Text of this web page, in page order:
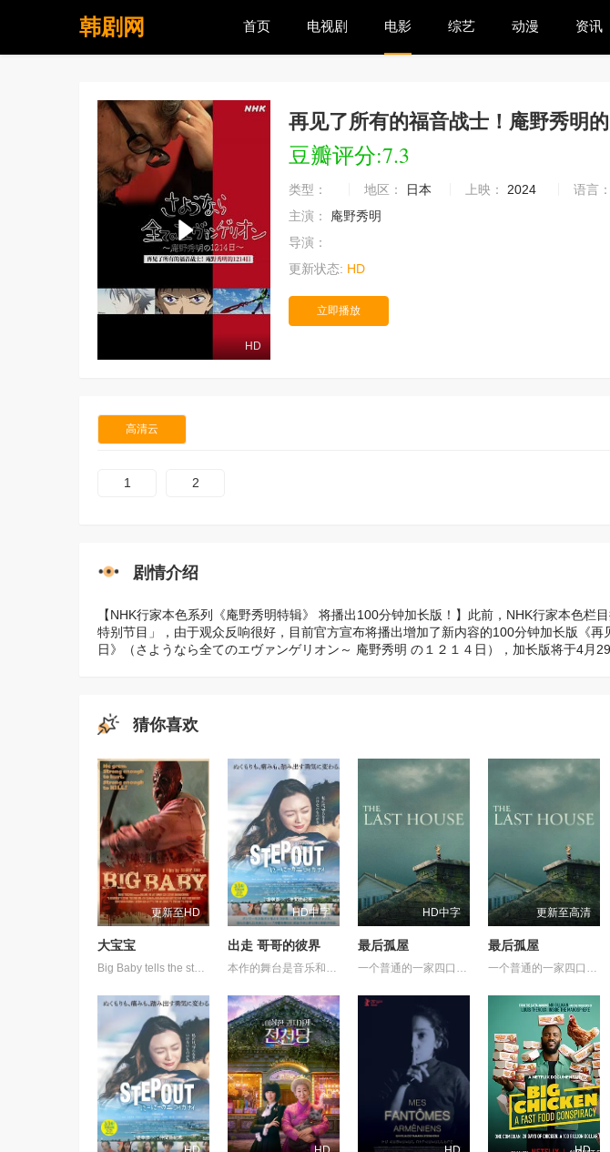
韩剧网 首页 电视剧 电影 综艺 动漫 资讯
HD
再见了所有的福音战士！庵野秀明
豆瓣评分:7.3
类型： 地区： 日本 上映： 2024 语言：
主演：
庵野秀明
导演：
更新状态: HD
立即播放
高清云
1 2
剧情介绍
【NHK行家本色系列《庵野秀明特辑》 将播出100分钟加长版！】此前，NHK行家本色栏
特别节目」，由于观众反响很好，目前官方宣布将播出增加了新内容的100分钟加长版《
日》（さようなら全てのエヴァンゲリオン～ 庵野秀明 の１２１４日），加长版将于4月29
猜你喜欢
更新至HD
大宝宝
Big Baby tells the story of Adam Lewis, a successful horror screenwriter struggling for inspiration for his latest script. After a graphic and realistic nightmare of a hulking man dressed in a baby mask and onesie who axe murders his girlfriend Kate in the middle of the night, Adam gets the inspiration he needs for his new screenplay. Excited about the direction his story is taking, he starts losing himself in his script. Things are better than ever for Adam and Kate until “Big Baby” starts appearing in real life and tormenting and killing victims fueled by his own revenge. Characters from Adam’s script begin to pay him visits pleading for their lives, and he quickly realizes he holds their fate in his hands. Power and fear completely consume Adam until his girlfriend Kate is terrified of the man she once loved.
HD中字
出走 哥哥的彼界
本作的舞台是音乐和舞蹈融入生活的冲绳。与母亲朱音、妹妹舞一起生活的照屋踊，憧憬舞蹈学校的丽莎，开始了舞蹈生涯。朱音为了支撑家数在酒吧工作，不擅长与人打交道的舞总是在学校前专心地注视着哥哥的身影。不久，踊与丽莎组成一对，绽放了她的才能。
HD中字
最后孤屋
一个普通的一家四口突遭诡异变故，被困在自家房屋中超过 1000 天无法出门。在资源消耗殆尽与未知神秘威胁的双重逼迫下，一家人必须想方设法联手求生，打破这间禁锢生命的困局。
更新至高清
最后孤屋
一个普通的一家四口突遭诡异变故，被困在自家房屋中超过 1000 天无法出门。在资源消耗殆尽与未知神秘威胁的双重逼迫下，一家人必须想方设法联手求生，打破这间禁锢生命的困局。